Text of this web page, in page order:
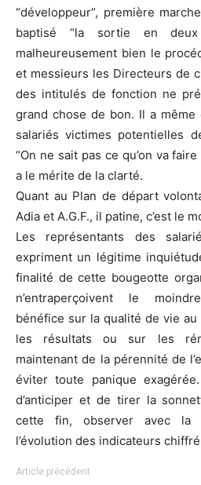
“développeur”, première
baptisé “la sortie en
malheureusement bien le
et messieurs les Directeurs de
des intitulés de fonction ne
grand chose de bon. Il a
salariés victimes potentielles
“On ne sait pas ce qu’on va
a le mérite de la clarté.
Quant au Plan de départ
Adia et A.G.F., il patine, c’est le
Les représentants des
expriment un légitime
finalité de cette bougeotte
n’entraperçoivent le
bénéfice sur la qualité de vie
les résultats ou sur les
maintenant de la pérennité de
éviter toute panique
d’anticiper et de tirer la
cette fin, observer avec la
l’évolution des indicateurs
Article précédent